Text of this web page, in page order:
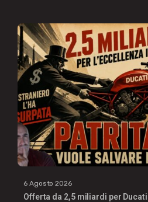
6 Agosto 2026
Offerta da 2,5 miliardi per